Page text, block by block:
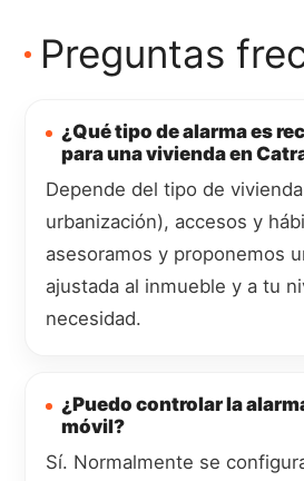
Preguntas
¿Qué tipo de alarma es
para una vivienda en
Depende del tipo de
urbanización), accesos y
asesoramos y proponemos
ajustada al inmueble y a tu
necesidad.
¿Puedo controlar la
móvil?
Sí. Normalmente se